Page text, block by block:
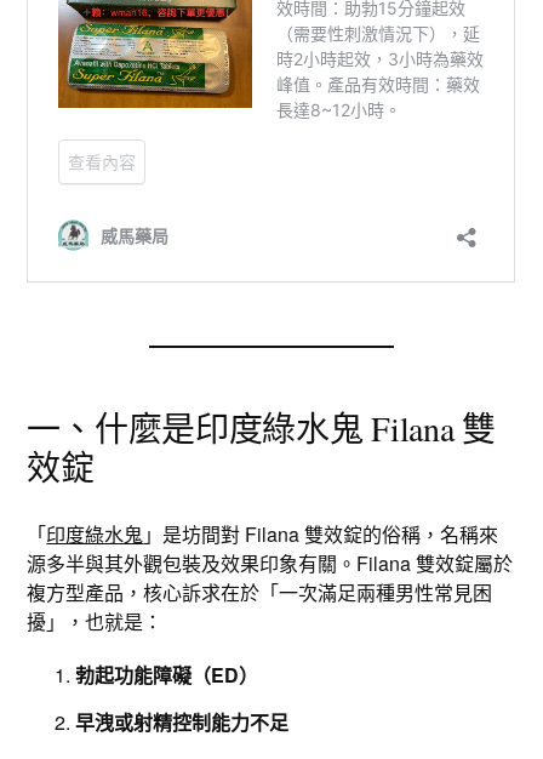
一、什麼是印度綠水鬼 Filana 雙
效錠
「印度綠水鬼」是坊間對 Filana 雙效錠的俗稱，名稱來
源多半與其外觀包裝及效果印象有關。Filana 雙效錠屬於
複方型產品，核心訴求在於「一次滿足兩種男性常見困
擾」，也就是：
勃起功能障礙（ED）
早洩或射精控制能力不足